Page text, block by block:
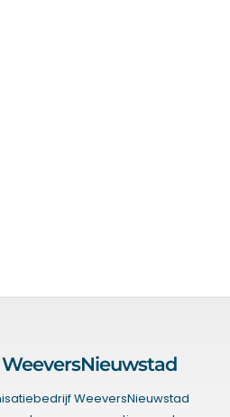
WeeversNieuwstad